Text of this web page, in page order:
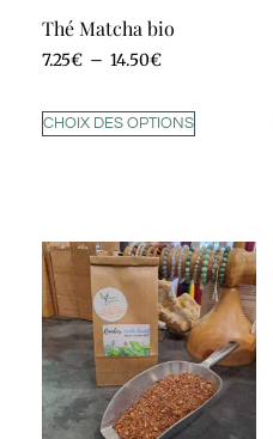
Thé Matcha bio
7.25€ – 14.50€
CHOIX DES OPTIONS